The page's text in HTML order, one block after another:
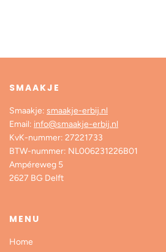
SMAAKJE
Smaakje: smaakje-erbij.nl
Email: info@smaakje-erbij.nl
KvK-nummer: 27221733
BTW-nummer: NL006231226B01
Ampéreweg 5
2627 BG Delft
MENU
Home